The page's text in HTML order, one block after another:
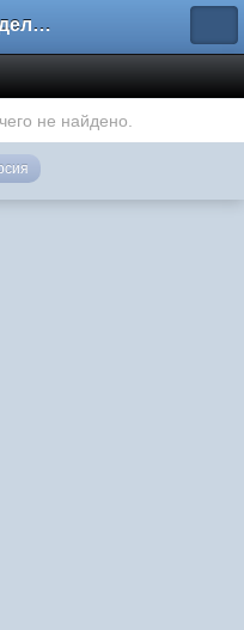
Форум владельцев интернет-магазинов
не найдено.